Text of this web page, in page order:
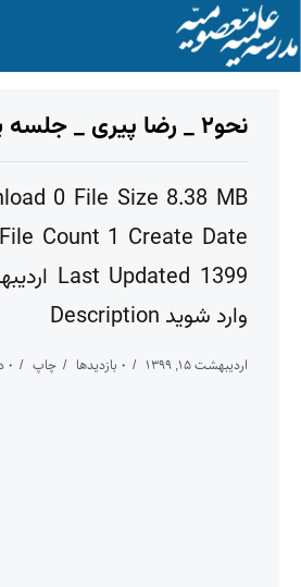
نحو۲ _ رضا پیری _ جلسه پنجاه و سوم
0 File Size 8.38 MB
وارد شوید Description
اردیبهشت ۱۵, ۱۳۹۹ ۰ بازدیدها چاپ ۰ دیدگاه ها